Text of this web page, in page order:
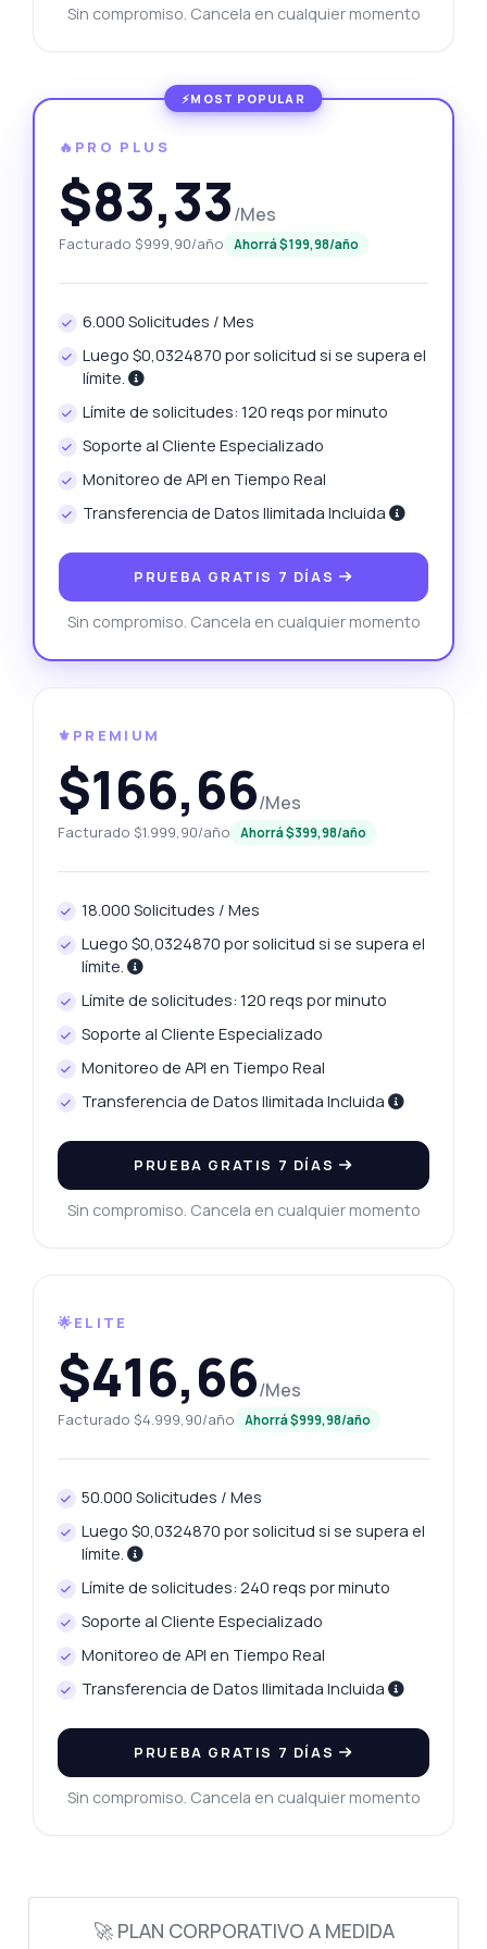
Sin compromiso. Cancela en cualquier momento
🔥PRO PLUS
$83,33/Mes
Facturado $999,90/año Ahorrá $199,98/año
6.000 Solicitudes / Mes
Luego $0,0324870 por solicitud si se supera el
límite.
Límite de solicitudes: 120 reqs por minuto
Soporte al Cliente Especializado
Monitoreo de API en Tiempo Real
Transferencia de Datos Ilimitada Incluida
PRUEBA GRATIS 7 DÍAS
Sin compromiso. Cancela en cualquier momento
⚜️PREMIUM
$166,66/Mes
Facturado $1.999,90/año Ahorrá $399,98/año
18.000 Solicitudes / Mes
Luego $0,0324870 por solicitud si se supera el
límite.
Límite de solicitudes: 120 reqs por minuto
Soporte al Cliente Especializado
Monitoreo de API en Tiempo Real
Transferencia de Datos Ilimitada Incluida
PRUEBA GRATIS 7 DÍAS
Sin compromiso. Cancela en cualquier momento
🌟ELITE
$416,66/Mes
Facturado $4.999,90/año Ahorrá $999,98/año
50.000 Solicitudes / Mes
Luego $0,0324870 por solicitud si se supera el
límite.
Límite de solicitudes: 240 reqs por minuto
Soporte al Cliente Especializado
Monitoreo de API en Tiempo Real
Transferencia de Datos Ilimitada Incluida
PRUEBA GRATIS 7 DÍAS
Sin compromiso. Cancela en cualquier momento
🚀 PLAN CORPORATIVO A MEDIDA
Pregunta lo que quieras
Respuestas sobre Generar imágenes a partir de texto API
que necesites.
¿Cómo envío un texto para generar imagen?